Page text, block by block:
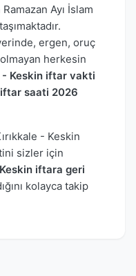
Ayı İslam
ergen, oruç
herkesin
- Keskin iftar vakti
iftar saati 2026
- Keskin
sizler için
iftara geri
kolayca takip